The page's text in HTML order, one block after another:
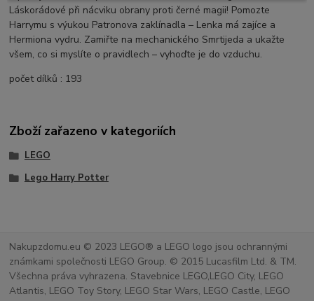
Láskorádové při nácviku obrany proti černé magii! Pomozte
Harrymu s výukou Patronova zaklínadla – Lenka má zajíce a
Hermiona vydru. Zamiřte na mechanického Smrtijeda a ukažte
všem, co si myslíte o pravidlech – vyhoďte je do vzduchu.
počet dílků : 193
Zboží zařazeno v kategoriích
LEGO
Lego Harry Potter
Nakupzdomu.eu © 2023 LEGO® a LEGO logo jsou ochrannými
známkami společnosti LEGO Group. © 2015 Lucasfilm Ltd. & TM.
Všechna práva vyhrazena. Stavebnice LEGO,LEGO City, LEGO
Atlantis, LEGO Toy Story, LEGO Star Wars, LEGO Castle, LEGO